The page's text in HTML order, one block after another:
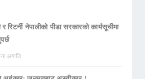
र रिटर्नी नेपालीको पीडा सरकारको कार्यसूचीमा
अगाडि